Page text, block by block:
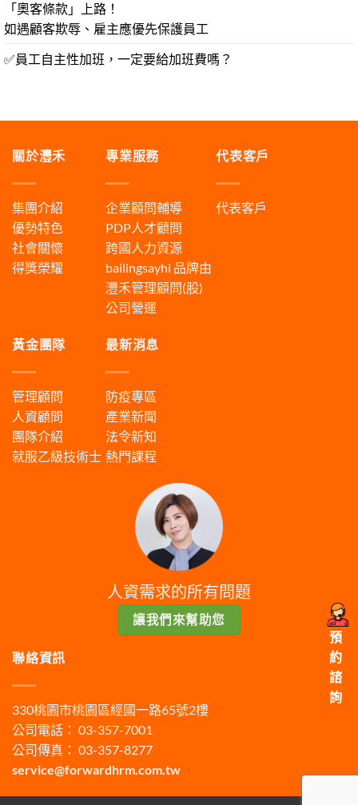
「奧客條款」上路！
如遇顧客欺辱、雇主應優先保護員工
✅員工自主性加班，一定要給加班費嗎？
關於灃禾
集團介紹
優勢特色
社會關懷
得獎榮耀
專業服務
企業顧問輔導
PDP人才顧問
跨國人力資源
bailingsayhi 品牌由
灃禾管理顧問(股)
公司營運
代表客戶
代表客戶
黃金團隊
管理顧問
人資顧問
團隊介紹
就服乙級技術士
最新消息
防疫專區
產業新聞
法令新知
熱門課程
人資需求的所有問題
讓我們來幫助您
聯絡資訊
330桃園市桃園區經國一路65號2樓
公司電話： 03-357-7001
公司傳真： 03-357-8277
service@forwardhrm.com.tw
預
約
諮
詢